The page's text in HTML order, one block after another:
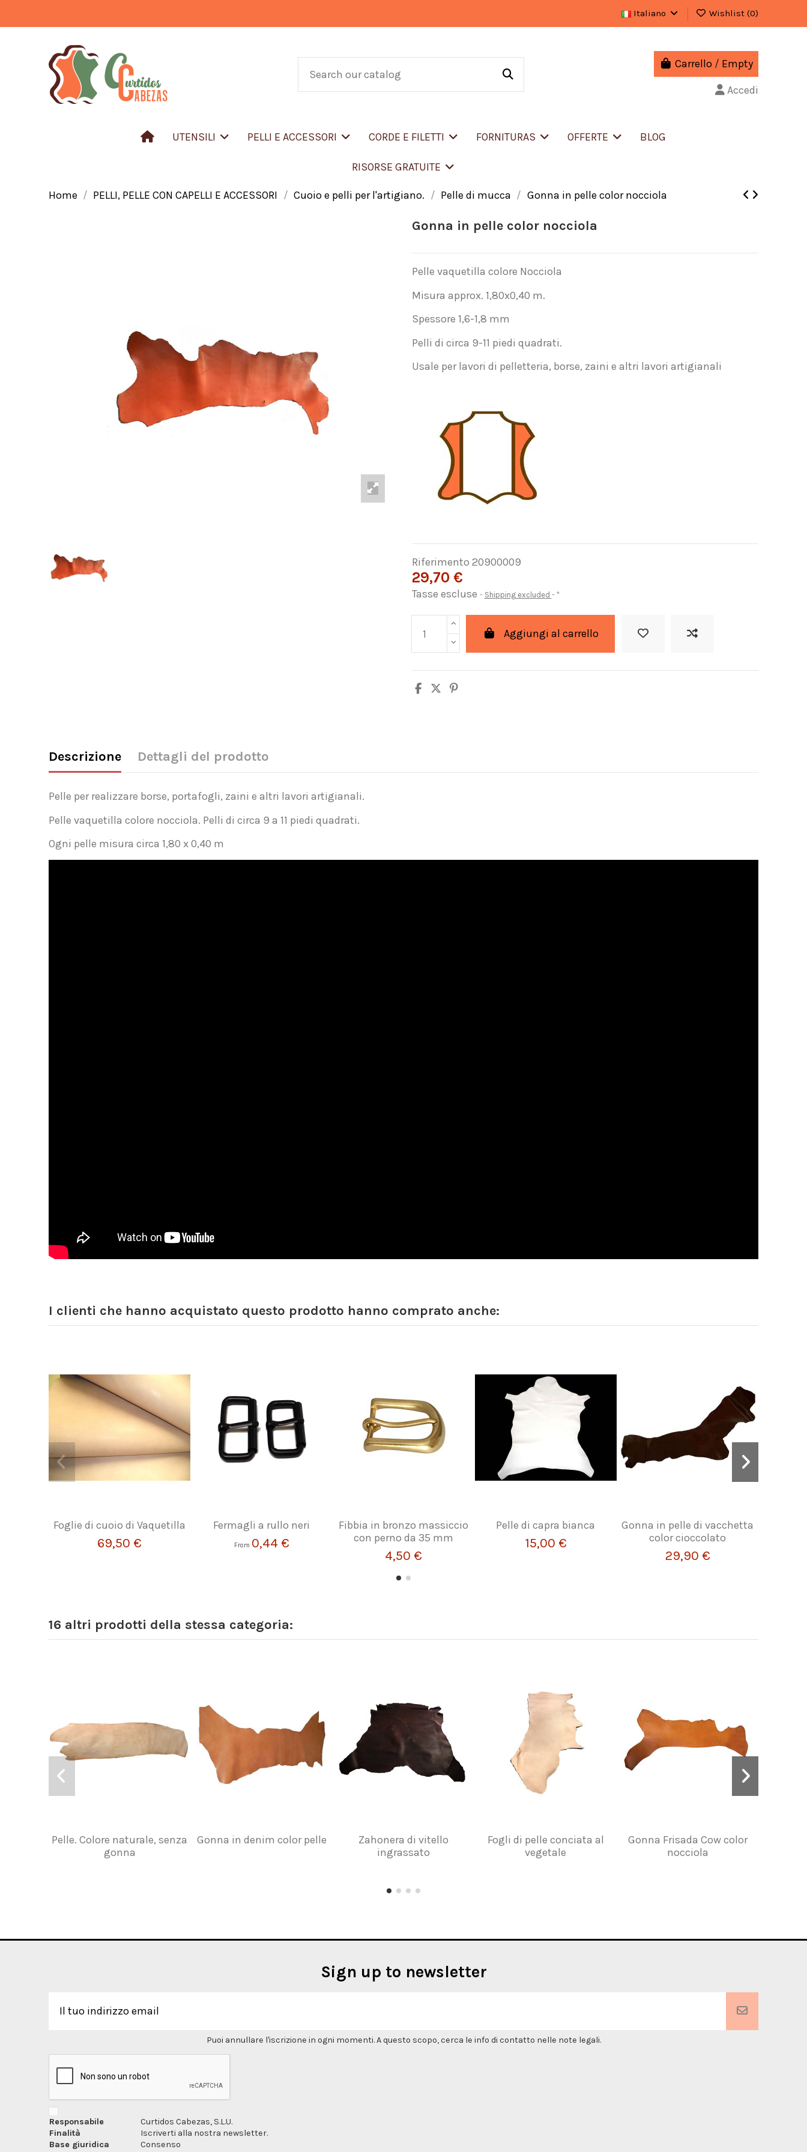
Italiano Wishlist (0)
Carrello / Empty
Accedi
UTENSILI PELLI E ACCESSORI CORDE E FILETTI FORNITURAS OFFERTE BLOG
RISORSE GRATUITE
Home PELLI, PELLE CON CAPELLI E ACCESSORI Cuoio e pelli per l'artigiano. Pelle di mucca Gonna in pelle color nocciola
Gonna in pelle color nocciola
Pelle vaquetilla colore Nocciola
Misura approx. 1,80x0,40 m.
Spessore 1,6-1,8 mm
Pelli di circa 9-11 piedi quadrati.
Usale per lavori di pelletteria, borse, zaini e altri lavori artigianali
Riferimento 20900009
29,70 €
Tasse escluse Shipping excluded *
Aggiungi al carrello
Descrizione Dettagli del prodotto
Pelle per realizzare borse, portafogli, zaini e altri lavori artigianali.
Pelle vaquetilla colore nocciola. Pelli di circa 9 a 11 piedi quadrati.
Ogni pelle misura circa 1,80 x 0,40 m
I clienti che hanno acquistato questo prodotto hanno comprato anche:
Foglie di cuoio di Vaquetilla
69,50 €
Fermagli a rullo neri
From 0,44 €
Fibbia in bronzo massiccio
con perno da 35 mm
4,50 €
Pelle di capra bianca
15,00 €
Gonna in pelle di vacchetta
color cioccolato
29,90 €
16 altri prodotti della stessa categoria:
Pelle. Colore naturale, senza
gonna
Gonna in denim color pelle
Zahonera di vitello
ingrassato
Fogli di pelle conciata al
vegetale
Gonna Frisada Cow color
nocciola
Sign up to newsletter
Puoi annullare l'iscrizione in ogni momenti. A questo scopo, cerca le info di contatto nelle note legali.
Responsabile
Curtidos Cabezas, S.L.U.
Finalità
Iscriverti alla nostra newsletter.
Base giuridica
Consenso